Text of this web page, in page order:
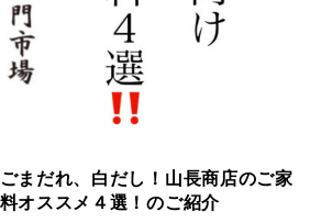
まだれ、白だし！山長商店のご家
オススメ４選！のご紹介